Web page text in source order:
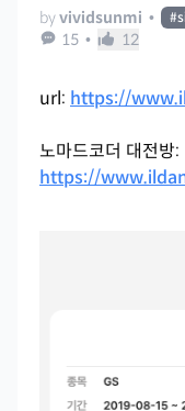
byvividsunmi • #
15 • 12
url: https://
노마드코더 대전방:
https://